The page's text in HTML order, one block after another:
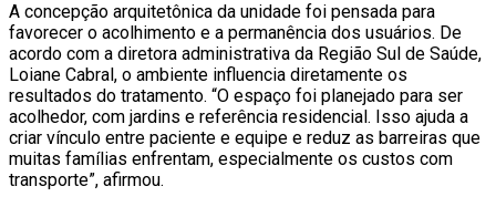
A concepção arquitetônica da unidade foi pensada para
favorecer o acolhimento e a permanência dos usuários. De
acordo com a diretora administrativa da Região Sul de Saúde,
Loiane Cabral, o ambiente influencia diretamente os
resultados do tratamento. “O espaço foi planejado para ser
acolhedor, com jardins e referência residencial. Isso ajuda a
criar vínculo entre paciente e equipe e reduz as barreiras que
muitas famílias enfrentam, especialmente os custos com
transporte”, afirmou.